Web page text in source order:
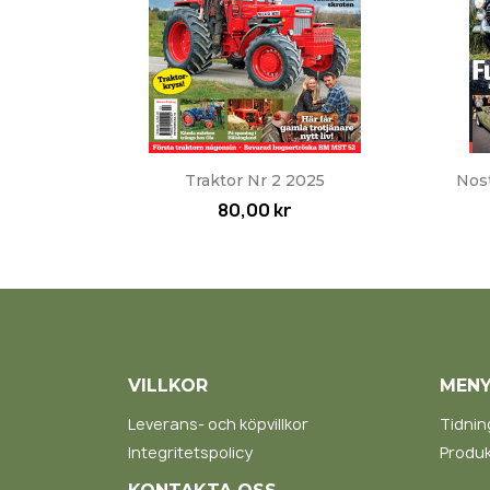
Snabbvy
Traktor Nr 2 2025
80,00 kr
VILLKOR
Leverans- och köpvillkor
Integritetspolicy